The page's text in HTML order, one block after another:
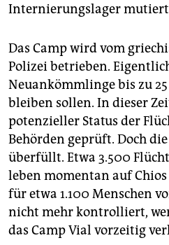
Internierungslager
Das Camp wird vom
Polizei betrieben.
Neuankömmlinge bis zu
bleiben sollen. In dieser
potenzieller Status der
Behörden geprüft. Doch
überfüllt. Etwa 3.500
leben momentan auf
für etwa 1.100 Menschen
nicht mehr kontrolliert,
das Camp Vial vorzeitig